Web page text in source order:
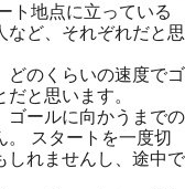
ト地点に立っている
など、それぞれだと思
のくらいの速度でゴ
と思います。
ールに向かうまでの
。 スタートを一度切
しれませんし、途中で